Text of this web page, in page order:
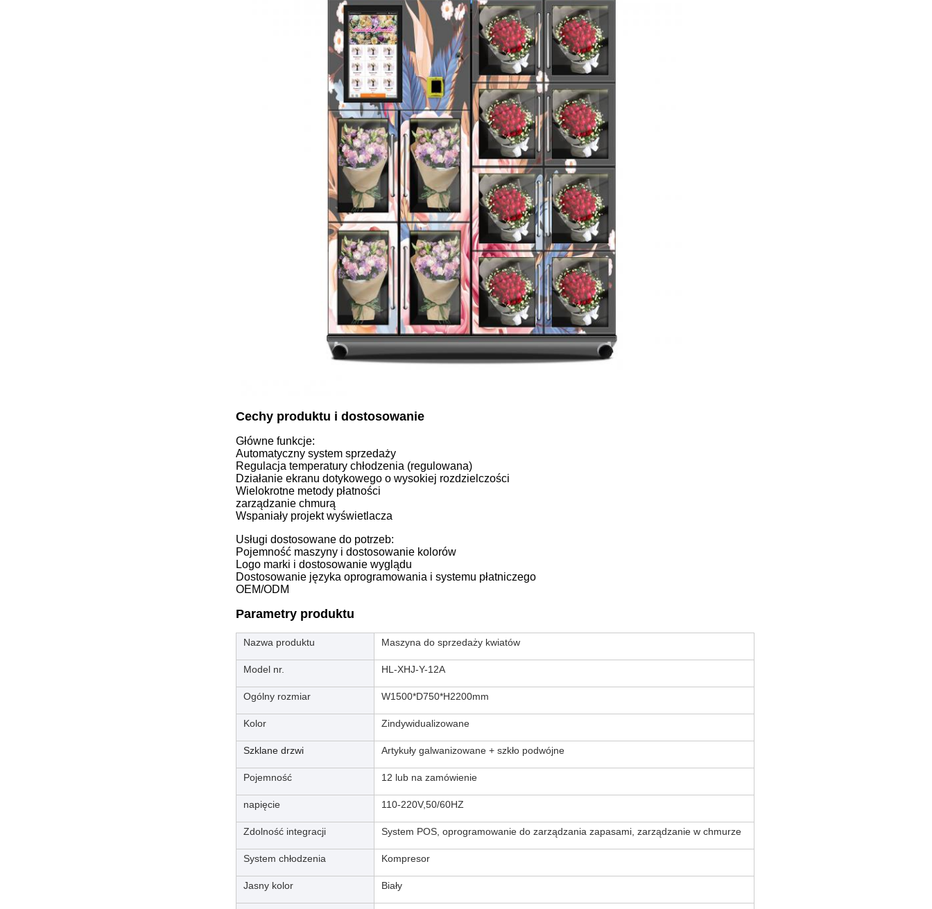
Cechy produktu i dostosowanie
Główne funkcje:
Automatyczny system sprzedaży
Regulacja temperatury chłodzenia (regulowana)
Działanie ekranu dotykowego o wysokiej rozdzielczości
Wielokrotne metody płatności
zarządzanie chmurą
Wspaniały projekt wyświetlacza
Usługi dostosowane do potrzeb:
Pojemność maszyny i dostosowanie kolorów
Logo marki i dostosowanie wyglądu
Dostosowanie języka oprogramowania i systemu płatniczego
OEM/ODM
Parametry produktu
Nazwa produktu Maszyna do sprzedaży kwiatów
Model nr. HL-XHJ-Y-12A
Ogólny rozmiar W1500*D750*H2200mm
Kolor Zindywidualizowane
Szklane drzwi Artykuły galwanizowane + szkło podwójne
Pojemność 12 lub na zamówienie
napięcie 110-220V,50/60HZ
Zdolność integracji System POS, oprogramowanie do zarządzania zapasami, zarządzanie w chmurze
System chłodzenia Kompresor
Jasny kolor Biały